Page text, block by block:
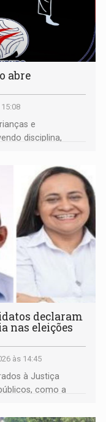
abre
e
disciplina,
declaram
nas eleições
às 14:45
à Justiça
como a
dos Anjos